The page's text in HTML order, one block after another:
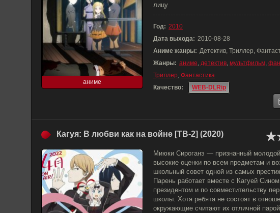
аниме
лицу
Год: 2010
Дата выхода: 2010-08-28
Аниме жанры: Детектив, Триллер,
Жанры: аниме, детектив, мультфильм,
Триллер, Фантастика
Качество:
WEB-DLRip
Кагуя: В любви как на войне [ТВ-2] (2020)
Миюки Сироганэ — признанный
высокие оценки по всем предметам и
школьный совет одной из самых
Парень работает вместе с Кагуей
президентом и по совместительству
школы. Хотя ребята не состоят в
окружающие считают их отличной